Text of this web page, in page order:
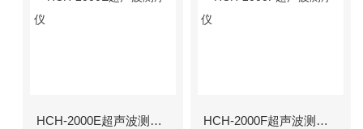
HCH-2000E超声波测厚仪 HCH-2000F超声波测厚仪